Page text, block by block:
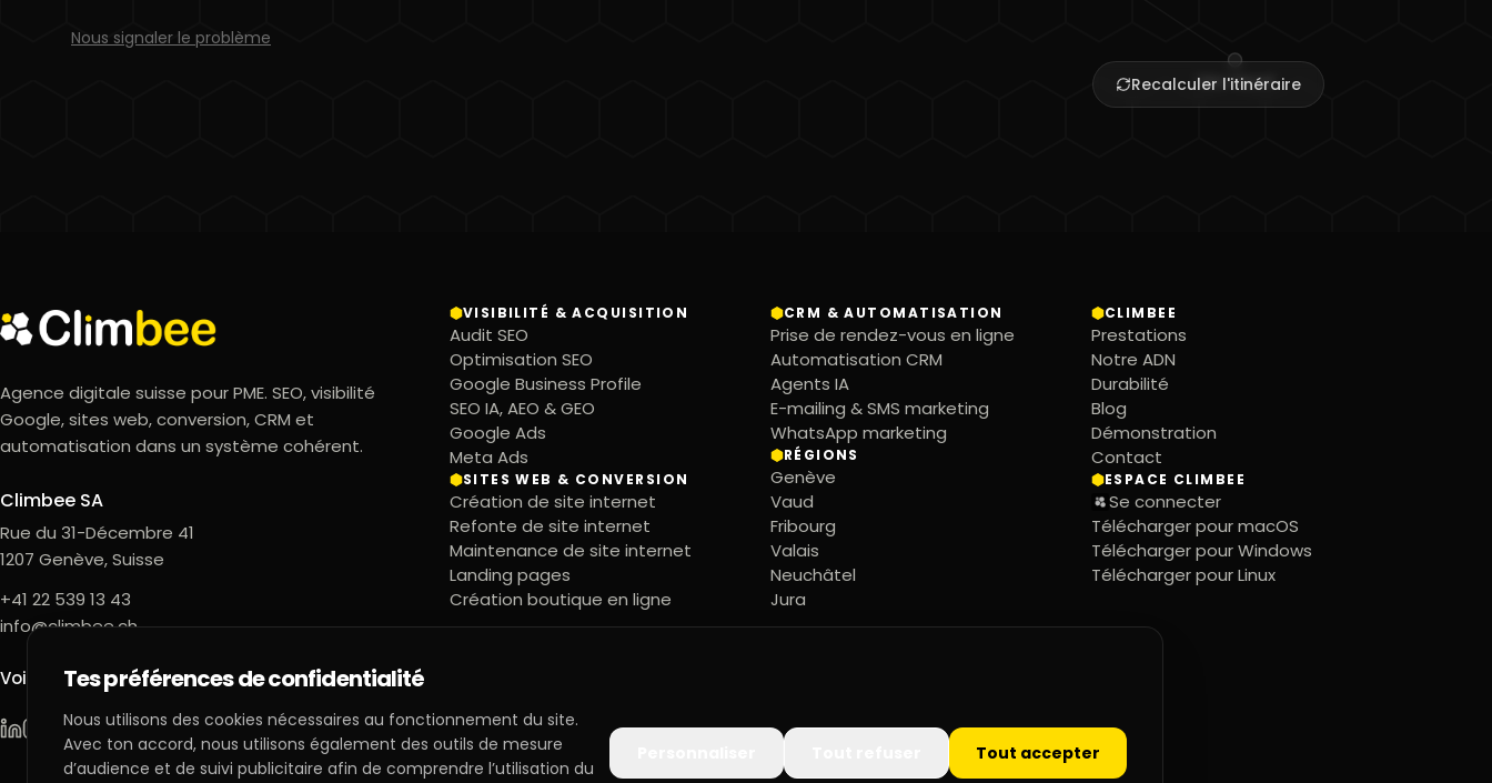
Tes préférences de confidentialité
Nous utilisons des cookies nécessaires au fonctionnement du site.
Avec ton accord, nous utilisons également des outils de mesure
d’audience et de suivi publicitaire afin de comprendre l’utilisation du
Tout accepter
Nous signaler le problème
Sites internet
Recalculer l'itinéraire
Agence digitale suisse pour PME. SEO, visibilité
Google, sites web, conversion, CRM et
automatisation dans un système cohérent.
Climbee SA
Rue du 31-Décembre 41
1207 Genève,Suisse
+41 22 539 13 43
info@climbee.ch
Voir Climbee sur Google
Climbee sur LinkedIn
Climbee sur Instagram
Climbee sur Facebook
VISIBILITÉ & ACQUISITION
Audit SEO
Optimisation SEO
Google Business Profile
SEO IA, AEO & GEO
Google Ads
Meta Ads
SITES WEB & CONVERSION
Création de site internet
Refonte de site internet
Maintenance de site internet
Landing pages
Création boutique en ligne
CRM & AUTOMATISATION
Prise de rendez-vous en ligne
Automatisation CRM
Agents IA
E-mailing & SMS marketing
WhatsApp marketing
RÉGIONS
Genève
Vaud
Fribourg
Valais
Neuchâtel
Jura
CLIMBEE
Prestations
Notre ADN
Durabilité
Blog
Démonstration
Contact
ESPACE CLIMBEE
Se connecter
Télécharger pour macOS
Télécharger pour Windows
Télécharger pour Linux